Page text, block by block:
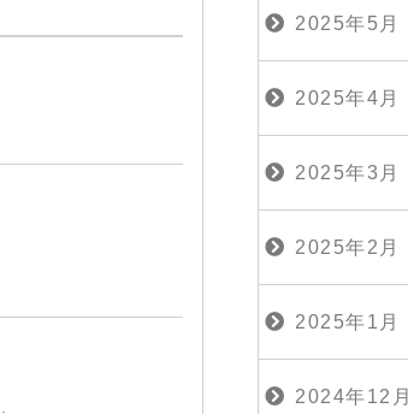
2025年5月
2025年4月
2025年3月
2025年2月
2025年1月
2024年12月